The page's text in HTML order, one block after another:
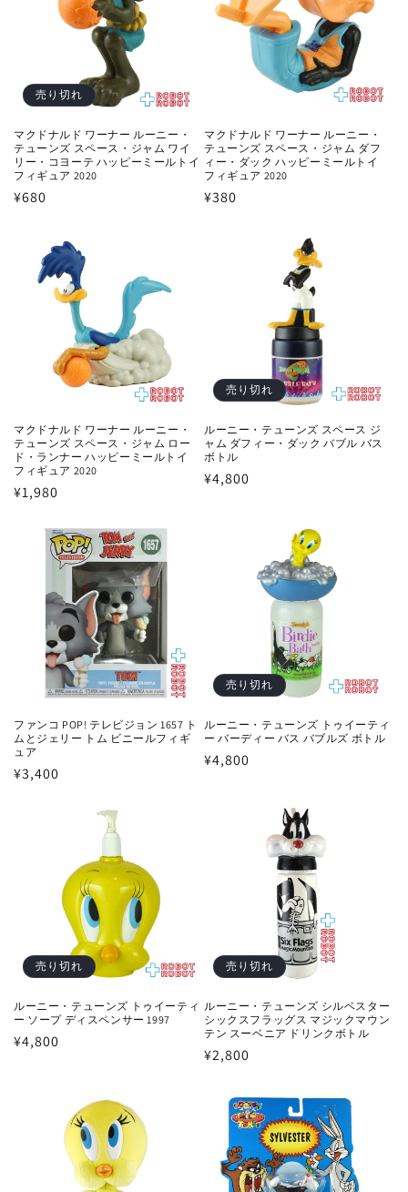
売り切れ
マクドナルド ワーナー ルーニー・
テューンズ スペース・ジャム ワイ
リー・コヨーテ ハッピーミールトイ
フィギュア 2020
通
¥680
マクドナルド ワーナー ルーニー・
テューンズ スペース・ジャム ダフ
ィー・ダック ハッピーミールトイ
フィギュア 2020
通
¥380
マクドナルド ワーナー ルーニー・
テューンズ スペース・ジャム ロー
ド・ランナー ハッピーミールトイ
フィギュア 2020
通
¥1,980
売り切れ
ルーニー・テューンズ スペース ジ
ャム ダフィー・ダック バブル バス
ボトル
通
¥4,800
ファンコ POP! テレビジョン 1657 ト
ムとジェリー トム ビニールフィギ
ュア
通
¥3,400
売り切れ
ルーニー・テューンズ トゥイーティ
ー バーディー バス バブルズ ボトル
通
¥4,800
売り切れ
ルーニー・テューンズ トゥイーティ
ー ソープ ディスペンサー 1997
通
¥4,800
売り切れ
ルーニー・テューンズ シルベスター
シックスフラッグス マジックマウン
テン スーベニア ドリンクボトル
通
¥2,800